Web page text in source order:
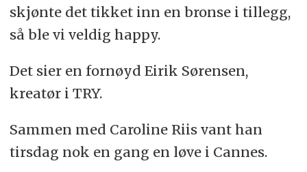
skjønte det tikket inn en bronse i tillegg,
så ble vi veldig happy.
Det sier en fornøyd Eirik Sørensen,
kreatør i TRY.
Sammen med Caroline Riis vant han
tirsdag nok en gang en løve i Cannes.